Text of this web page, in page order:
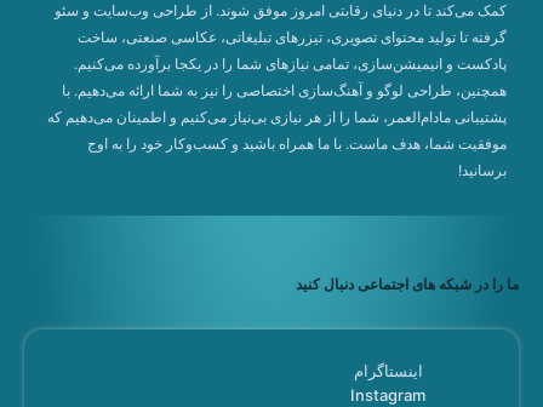
کمک می‌کند تا در دنیای رقابتی امروز موفق شوند. از طراحی وب‌سایت و سئو
گرفته تا تولید محتوای تصویری، تیزرهای تبلیغاتی، عکاسی صنعتی، ساخت
پادکست و انیمیشن‌سازی، تمامی نیازهای شما را در یکجا برآورده می‌کنیم.
همچنین، طراحی لوگو و آهنگ‌سازی اختصاصی را نیز به شما ارائه می‌دهیم. با
پشتیبانی مادام‌العمر، شما را از هر نیازی بی‌نیاز می‌کنیم و اطمینان می‌دهیم که
موفقیت شما، هدف ماست. با ما همراه باشید و کسب‌وکار خود را به اوج
برسانید!
ما را در شبکه های اجتماعی دنبال کنید
اینستاگرام
Instagram